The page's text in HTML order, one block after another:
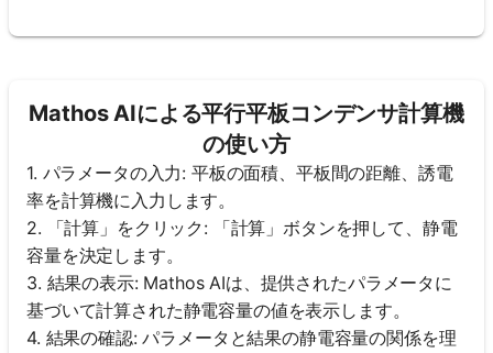
Mathos AIによる平行平板コンデンサ計算機
の使い方
1. パラメータの入力: 平板の面積、平板間の距離、誘電
率を計算機に入力します。
2. 「計算」をクリック: 「計算」ボタンを押して、静電
容量を決定します。
3. 結果の表示: Mathos AIは、提供されたパラメータに
基づいて計算された静電容量の値を表示します。
4. 結果の確認: パラメータと結果の静電容量の関係を理